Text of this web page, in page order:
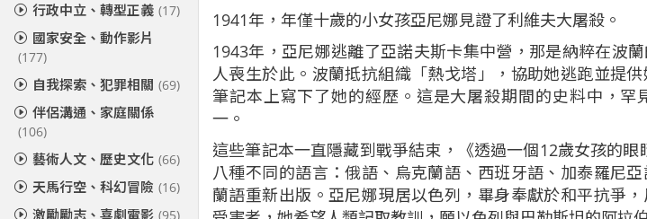
行政中立、轉型正義 (17)
國家安全、動作影片
(177)
自我探索、犯罪相關 (69)
伴侶溝通、家庭關係
(106)
藝術人文、歷史文化 (66)
天馬行空、科幻冒險 (16)
激勵勵志、喜劇電影 (95)
1941年，年僅十歲的小女孩亞尼娜見證了利維夫大屠殺。
1943年，亞尼娜逃離了亞諾夫斯卡集中營，那是納粹在波
人喪生於此。波蘭抵抗組織「熱戈塔」，協助她逃跑並提
筆記本上寫下了她的經歷。這是大屠殺期間的史料中，罕
一。
這些筆記本一直隱藏到戰爭結束，《透過一個12歲女孩的
八種不同的語言：俄語、烏克蘭語、西班牙語、加泰羅尼
蘭語重新出版。亞尼娜現居以色列，畢身奉獻於和平抗爭